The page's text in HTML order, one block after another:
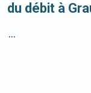
du débit à
...